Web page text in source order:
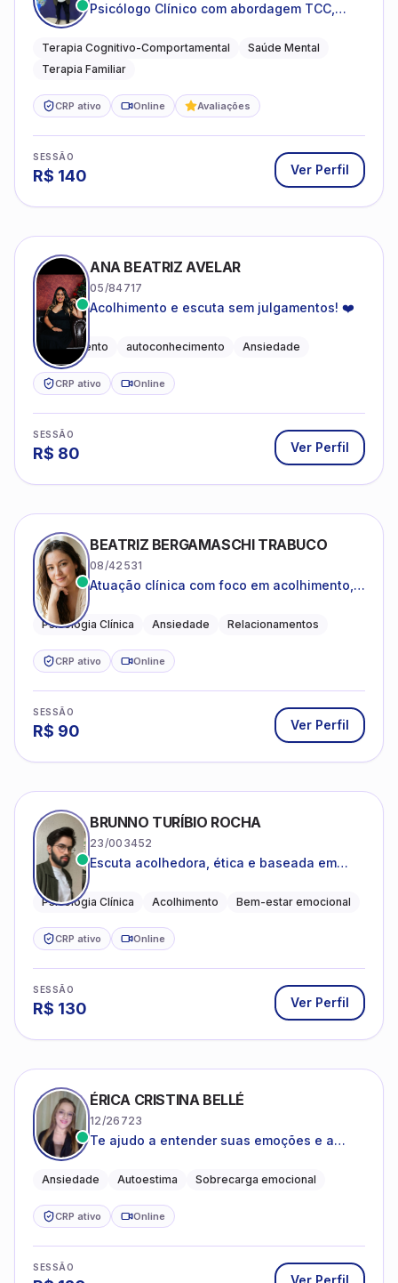
Psicólogo Clínico com abordagem TCC,
sistêmica
Terapia Cognitivo-Comportamental
Saúde Mental
Terapia Familiar
CRP ativo Online Avaliações
SESSÃO
R$ 140 Ver Perfil
ANA BEATRIZ AVELAR
05/84717
Acolhimento e escuta sem julgamentos! ❤️
Acolhimento autoconhecimento Ansiedade
CRP ativo Online
SESSÃO
R$ 80 Ver Perfil
BEATRIZ BERGAMASCHI TRABUCO
08/42531
Atuação clínica com foco em acolhimento,
Psicologia Clínica Ansiedade Relacionamentos
CRP ativo Online
SESSÃO
R$ 90 Ver Perfil
BRUNNO TURÍBIO ROCHA
23/003452
Escuta acolhedora, ética e baseada em
Psicologia Clínica Acolhimento Bem-estar emocional
CRP ativo Online
SESSÃO
R$ 130 Ver Perfil
ÉRICA CRISTINA BELLÉ
12/26723
Te ajudo a entender suas emoções e a
que você está vivendo
Ansiedade Autoestima Sobrecarga emocional
CRP ativo Online
SESSÃO
Ver Perfil